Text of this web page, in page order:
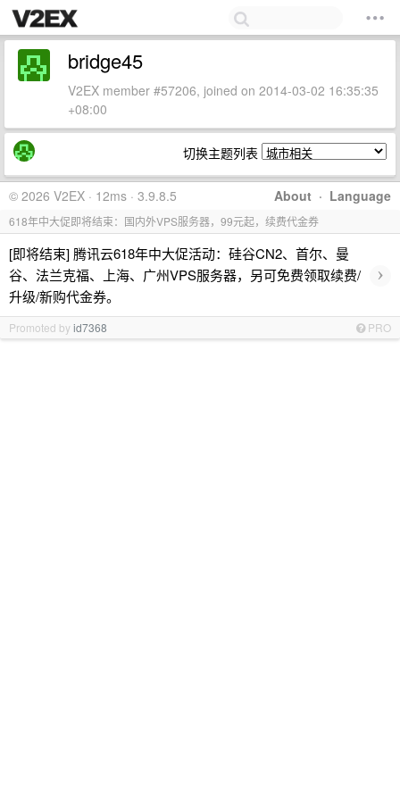
bridge45
V2EX member #57206, joined on 2014-03-02 16:35:35
+08:00
切换主题列表
About · Language
© 2026 V2EX · 12ms · 3.9.8.5
618年中大促即将结束：国内外VPS服务器，99元起，续费代金券
[即将结束] 腾讯云618年中大促活动：硅谷CN2、首尔、曼
谷、法兰克福、上海、广州VPS服务器，另可免费领取续费/
升级/新购代金券。
›
Promoted byid7368 PRO